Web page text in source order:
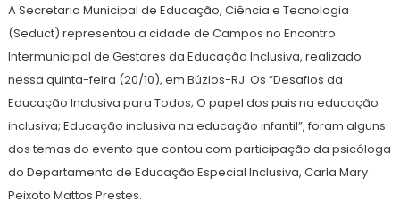
outubro
de
A Secretaria Municipal de Educação, Ciência e Tecnologia
(Seduct) representou a cidade de Campos no Encontro
Intermunicipal de Gestores da Educação Inclusiva, realizado
nessa quinta-feira (20/10), em Búzios-RJ. Os “Desafios da
Educação Inclusiva para Todos; O papel dos pais na educação
inclusiva; Educação inclusiva na educação infantil”, foram alguns
dos temas do evento que contou com participação da psicóloga
do Departamento de Educação Especial Inclusiva, Carla Mary
Peixoto Mattos Prestes.